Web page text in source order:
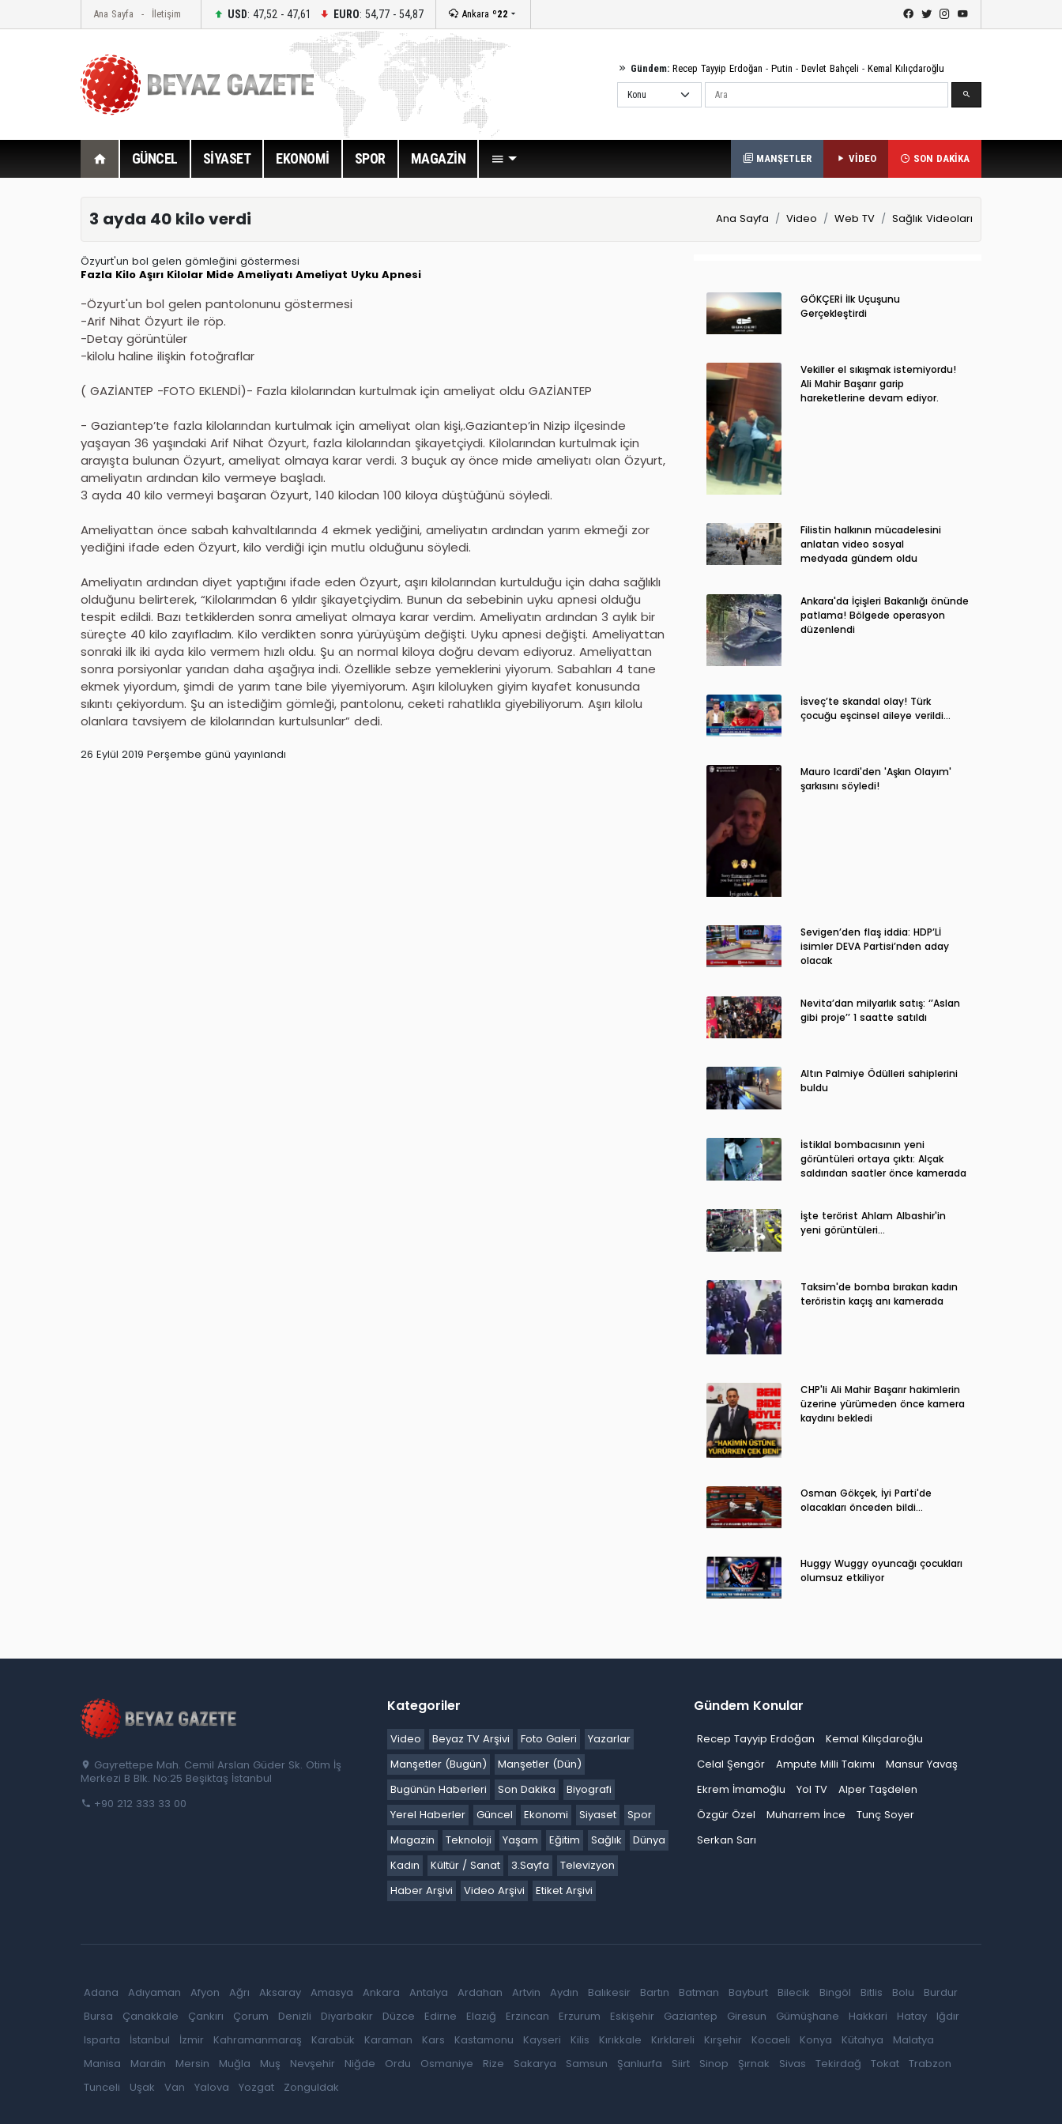
Ana Sayfa İletişim USD: 47,52 - 47,61 EURO: 54,77 - 54,87 Ankara º22
Gündem: Recep Tayyip Erdoğan - Putin - Devlet Bahçeli - Kemal Kılıçdaroğlu
Ara
GÜNCEL SİYASET EKONOMİ SPOR MAGAZİN MANŞETLER VİDEO SON DAKİKA
3 ayda 40 kilo verdi Ana Sayfa Video Web TV Sağlık Videoları
Özyurt'un bol gelen gömleğini göstermesi
Fazla Kilo Aşırı Kilolar Mide Ameliyatı Ameliyat Uyku Apnesi
-Özyurt'un bol gelen pantolonunu göstermesi
-Arif Nihat Özyurt ile röp.
-Detay görüntüler
-kilolu haline ilişkin fotoğraflar
( GAZİANTEP -FOTO EKLENDİ)- Fazla kilolarından kurtulmak için ameliyat oldu GAZİANTEP
- Gaziantep’te fazla kilolarından kurtulmak için ameliyat olan kişi,.Gaziantep’in Nizip ilçesinde
yaşayan 36 yaşındaki Arif Nihat Özyurt, fazla kilolarından şikayetçiydi. Kilolarından kurtulmak için
arayışta bulunan Özyurt, ameliyat olmaya karar verdi. 3 buçuk ay önce mide ameliyatı olan Özyurt,
ameliyatın ardından kilo vermeye başladı.
3 ayda 40 kilo vermeyi başaran Özyurt, 140 kilodan 100 kiloya düştüğünü söyledi.
Ameliyattan önce sabah kahvaltılarında 4 ekmek yediğini, ameliyatın ardından yarım ekmeği zor
yediğini ifade eden Özyurt, kilo verdiği için mutlu olduğunu söyledi.
Ameliyatın ardından diyet yaptığını ifade eden Özyurt, aşırı kilolarından kurtulduğu için daha sağlıklı
olduğunu belirterek, “Kilolarımdan 6 yıldır şikayetçiydim. Bunun da sebebinin uyku apnesi olduğu
tespit edildi. Bazı tetkiklerden sonra ameliyat olmaya karar verdim. Ameliyatın ardından 3 aylık bir
süreçte 40 kilo zayıfladım. Kilo verdikten sonra yürüyüşüm değişti. Uyku apnesi değişti. Ameliyattan
sonraki ilk iki ayda kilo vermem hızlı oldu. Şu an normal kiloya doğru devam ediyoruz. Ameliyattan
sonra porsiyonlar yarıdan daha aşağıya indi. Özellikle sebze yemeklerini yiyorum. Sabahları 4 tane
ekmek yiyordum, şimdi de yarım tane bile yiyemiyorum. Aşırı kiloluyken giyim kıyafet konusunda
sıkıntı çekiyordum. Şu an istediğim gömleği, pantolonu, ceketi rahatlıkla giyebiliyorum. Aşırı kilolu
olanlara tavsiyem de kilolarından kurtulsunlar” dedi.
26 Eylül 2019 Perşembe günü yayınlandı
GÖKÇERİ İlk Uçuşunu
Gerçekleştirdi
Vekiller el sıkışmak istemiyordu!
Ali Mahir Başarır garip
hareketlerine devam ediyor.
Filistin halkının mücadelesini
anlatan video sosyal
medyada gündem oldu
Ankara'da İçişleri Bakanlığı önünde
patlama! Bölgede operasyon
düzenlendi
İsveç’te skandal olay! Türk
çocuğu eşcinsel aileye verildi…
Mauro Icardi'den 'Aşkın Olayım'
şarkısını söyledi!
Sevigen’den flaş iddia: HDP’Lİ
isimler DEVA Partisi’nden aday
olacak
Nevita’dan milyarlık satış: ‘’Aslan
gibi proje’’ 1 saatte satıldı
Altın Palmiye Ödülleri sahiplerini
buldu
İstiklal bombacısının yeni
görüntüleri ortaya çıktı: Alçak
saldırıdan saatler önce kamerada
İşte terörist Ahlam Albashir'in
yeni görüntüleri…
Taksim'de bomba bırakan kadın
teröristin kaçış anı kamerada
CHP'li Ali Mahir Başarır hakimlerin
üzerine yürümeden önce kamera
kaydını bekledi
Osman Gökçek, İyi Parti'de
olacakları önceden bildi...
Huggy Wuggy oyuncağı çocukları
olumsuz etkiliyor
Gayrettepe Mah. Cemil Arslan Güder Sk. Otim İş
Merkezi B Blk. No:25 Beşiktaş İstanbul
+90 212 333 33 00
Kategoriler
Video Beyaz TV Arşivi Foto Galeri
Yazarlar
Manşetler (Bugün)
Manşetler (Dün)
Bugünün Haberleri
Son Dakika
Biyografi
Yerel Haberler
Güncel Ekonomi Siyaset
Spor
Magazin
Teknoloji Yaşam Eğitim Sağlık
Dünya
Kadın
Kültür / Sanat 3.Sayfa
Televizyon
Haber Arşivi
Video Arşivi Etiket Arşivi
Gündem Konular
Recep Tayyip Erdoğan
Kemal Kılıçdaroğlu
Celal Şengör
Ampute Milli Takımı
Mansur Yavaş
Ekrem İmamoğlu
Yol TV
Alper Taşdelen
Özgür Özel
Muharrem İnce
Tunç Soyer
Serkan Sarı
Adana Adıyaman Afyon Ağrı Aksaray Amasya Ankara Antalya Ardahan Artvin Aydın Balıkesir Bartın Batman Bayburt Bilecik Bingöl Bitlis Bolu
Burdur
Bursa
Çanakkale Çankırı Çorum Denizli Diyarbakır Düzce Edirne Elazığ Erzincan Erzurum Eskişehir Gaziantep Giresun Gümüşhane Hakkari Hatay
Iğdır
Isparta
İstanbul İzmir Kahramanmaraş Karabük Karaman Kars Kastamonu Kayseri Kilis Kırıkkale Kırklareli Kırşehir Kocaeli Konya Kütahya
Malatya
Manisa
Mardin Mersin Muğla Muş Nevşehir Niğde Ordu Osmaniye Rize Sakarya Samsun Şanlıurfa Siirt Sinop Şırnak Sivas Tekirdağ Tokat
Trabzon
Tunceli
Uşak Van Yalova Yozgat Zonguldak